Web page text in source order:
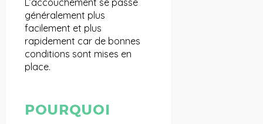
généralement plus
facilement et plus
rapidement car de bonnes
conditions sont mises en
place.
POURQUOI